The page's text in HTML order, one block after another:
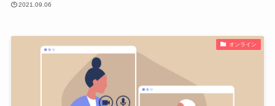
2021.09.06
オンライン